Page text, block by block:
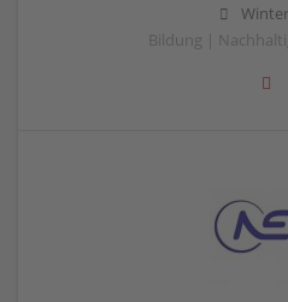
Bildung |